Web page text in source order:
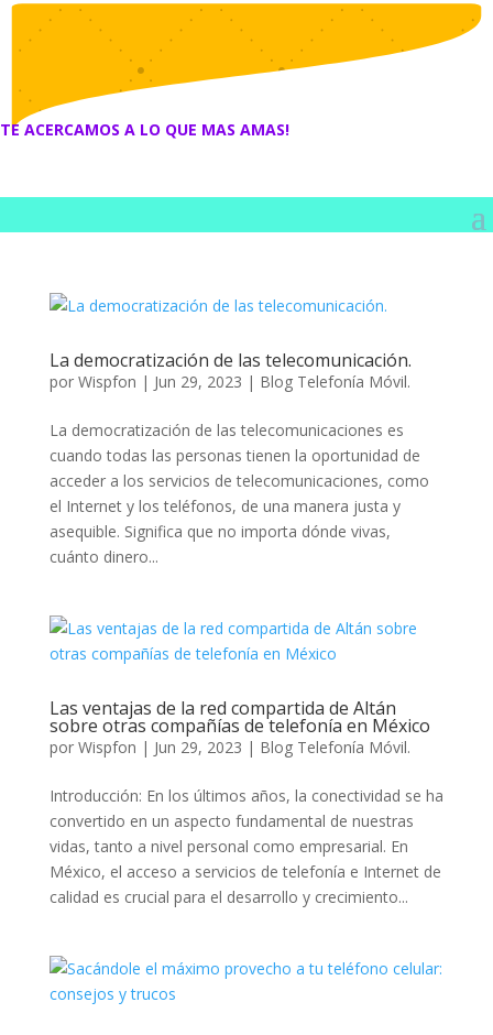
TE ACERCAMOS A LO QUE MAS AMAS!
La democratización de las telecomunicación.
por Wispfon | Jun 29, 2023 | Blog Telefonía Móvil.
La democratización de las telecomunicaciones es
cuando todas las personas tienen la oportunidad de
acceder a los servicios de telecomunicaciones, como
el Internet y los teléfonos, de una manera justa y
asequible. Significa que no importa dónde vivas,
cuánto dinero...
Las ventajas de la red compartida de Altán
sobre otras compañías de telefonía en México
por Wispfon | Jun 29, 2023 | Blog Telefonía Móvil.
Introducción: En los últimos años, la conectividad se ha
convertido en un aspecto fundamental de nuestras
vidas, tanto a nivel personal como empresarial. En
México, el acceso a servicios de telefonía e Internet de
calidad es crucial para el desarrollo y crecimiento...